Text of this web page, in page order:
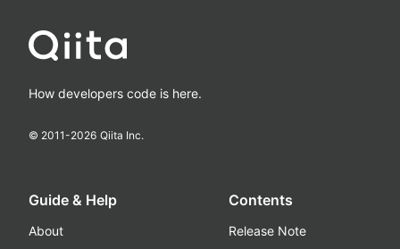
How developers code is here.
© 2011-2026 Qiita Inc.
Guide & Help
About
Contents
Release Note